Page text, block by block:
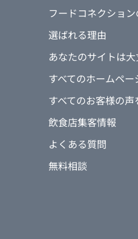
フードコネクショ
選ばれる理由
あなたのサイトは
すべてのホームペ
すべてのお客様の声
飲食店集客情報
よくある質問
無料相談